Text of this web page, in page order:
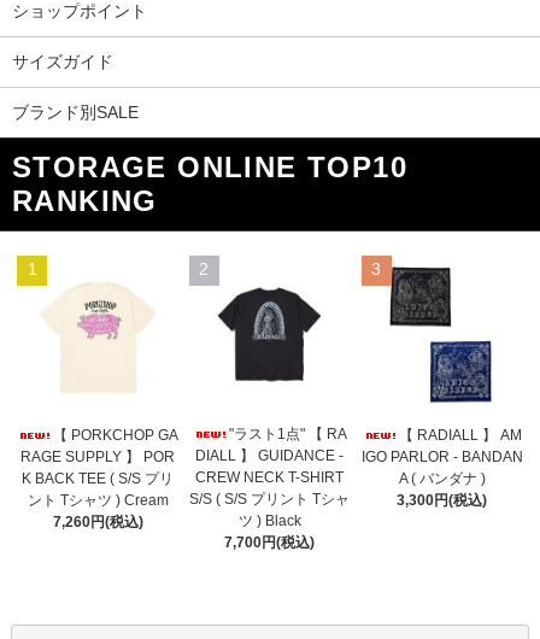
ショップポイント
サイズガイド
ブランド別SALE
STORAGE ONLINE TOP10
RANKING
1
【 PORKCHOP GA
RAGE SUPPLY 】 POR
K BACK TEE ( S/S プリ
ント Tシャツ ) Cream
7,260円(税込)
2
"ラスト1点" 【 RA
DIALL 】 GUIDANCE -
CREW NECK T-SHIRT
S/S ( S/S プリント Tシャ
ツ ) Black
7,700円(税込)
3
【 RADIALL 】 AM
IGO PARLOR - BANDAN
A ( バンダナ )
3,300円(税込)